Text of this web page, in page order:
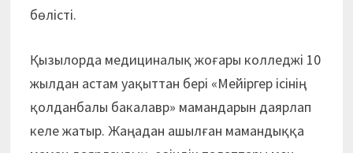
бөлісті.
Қызылорда медициналық жоғары колледжі 10
жылдан астам уақыттан бері «Мейіргер ісінің
қолданбалы бакалавр» мамандарын даярлап
келе жатыр. Жаңадан ашылған мамандыққа